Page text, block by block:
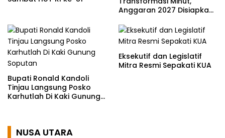
Anggaran 2027 Disiapkan
Bupati Ronald Kandoli
Tinjau Langsung Posko
Karhutlah Di Kaki Gunung
Eksekutif dan Legislatif
Mitra Resmi Sepakati KUA
NUSA UTARA